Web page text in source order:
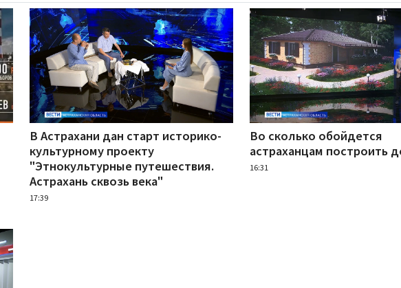
В Астрахани дан старт историко-
культурному проекту
"Этнокультурные путешествия.
Астрахань сквозь века"
17:39
Во сколько обойдется
астраханцам построить
16:31